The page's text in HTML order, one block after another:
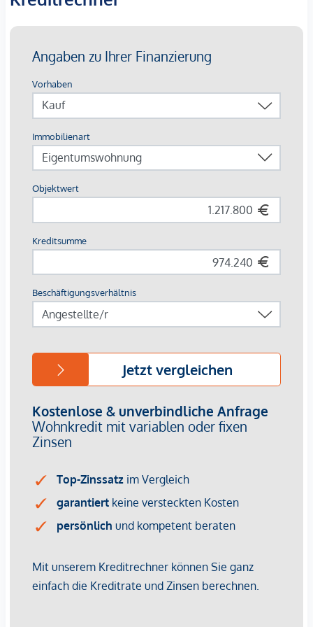
Ausführung und Ausstattung sind möglich.
Die Wohnungen sind teilweise bis Ende 2029 befristet
vermietet.
KFZ- Garagenstellplatz
von € 42.500,-dazu erworben werden.
dem zu vermittelnden Dritten ein familiäres oder
Der Vermittler ist als Doppelmakler tätig.
*Der Vertrag kommt nicht mit der INFINA Credit Broker
GmbH zustande. Das Objekt wird von einem externen
Immobilienunternehmen angeboten. Allfällige aus dem
gegenüber dem anbietenden Immobilienunternehmen
geltend zu machen. Wir weisen Sie darauf hin, dass die
unverbindliche Vorabinformationen sind und daher ohne
Gewähr erfolgen. Der Vermittler ist als Doppelmakler tätig.